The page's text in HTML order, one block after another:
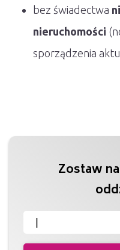
bez świadectwa
nieruchomości
sporządzenia
Zostaw